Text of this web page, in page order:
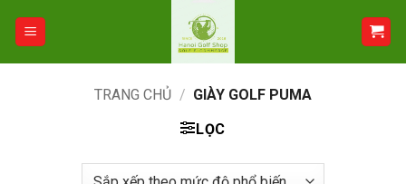
TRANG CHỦ / GIÀY GOLF PUMA
LỌC